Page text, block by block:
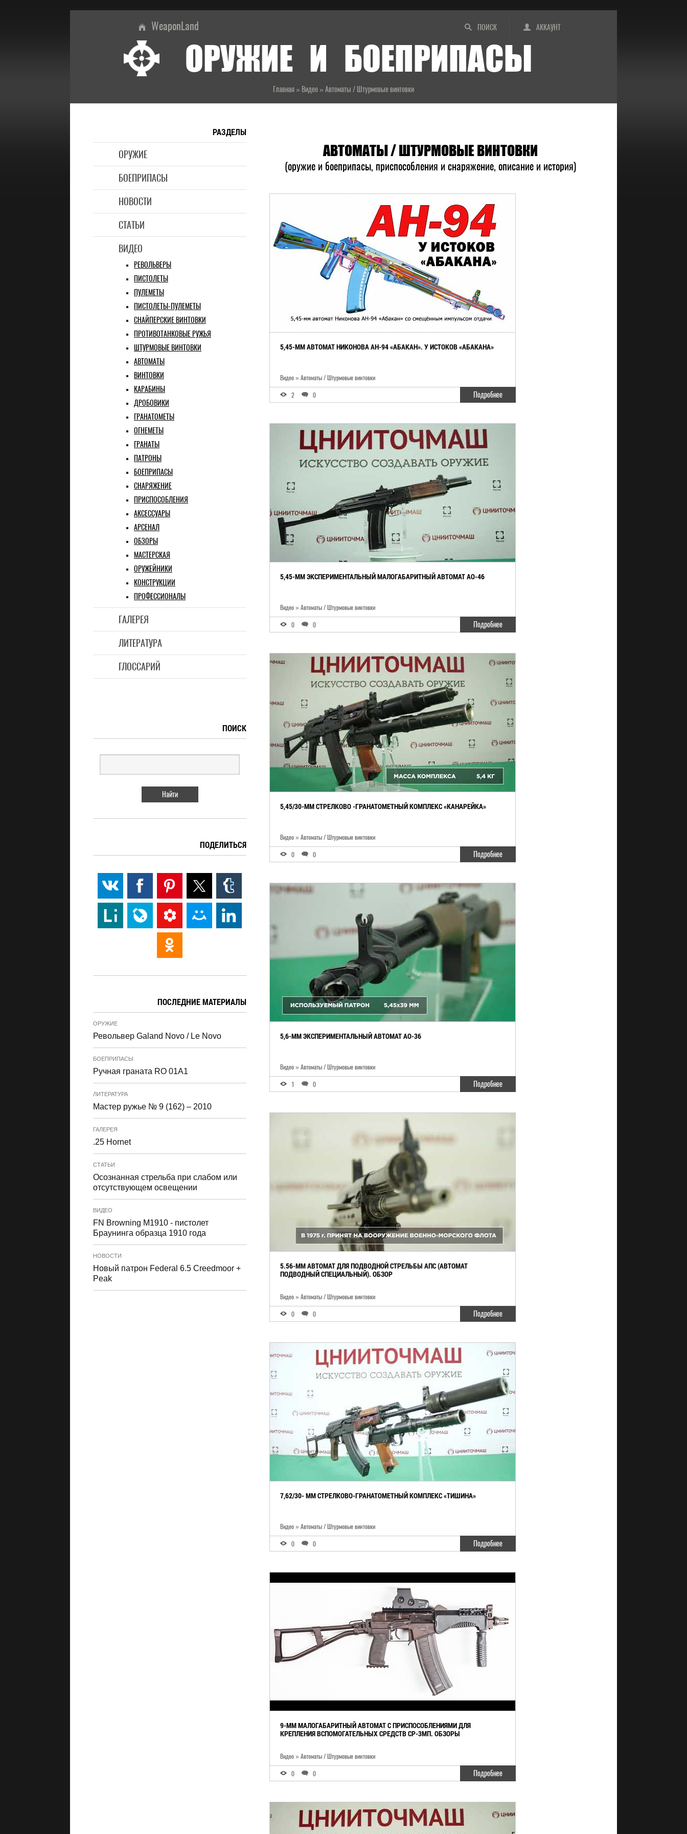
ПОИСК АККАУНТ
WeaponLand
ОРУЖИЕ И БОЕПРИПАСЫ
Главная » Видео » Автоматы / Штурмовые винтовки
РАЗДЕЛЫ
ОРУЖИЕ
БОЕПРИПАСЫ
НОВОСТИ
СТАТЬИ
ВИДЕО
РЕВОЛЬВЕРЫ
ПИСТОЛЕТЫ
ПУЛЕМЕТЫ
ПИСТОЛЕТЫ-ПУЛЕМЕТЫ
СНАЙПЕРСКИЕ ВИНТОВКИ
ПРОТИВОТАНКОВЫЕ РУЖЬЯ
ШТУРМОВЫЕ ВИНТОВКИ
АВТОМАТЫ
ВИНТОВКИ
КАРАБИНЫ
ДРОБОВИКИ
ГРАНАТОМЕТЫ
ОГНЕМЕТЫ
ГРАНАТЫ
ПАТРОНЫ
БОЕПРИПАСЫ
СНАРЯЖЕНИЕ
ПРИСПОСОБЛЕНИЯ
АКСЕССУАРЫ
АРСЕНАЛ
ОБЗОРЫ
МАСТЕРСКАЯ
ОРУЖЕЙНИКИ
КОНСТРУКЦИИ
ПРОФЕССИОНАЛЫ
ГАЛЕРЕЯ
ЛИТЕРАТУРА
ГЛОССАРИЙ
АВТОМАТЫ / ШТУРМОВЫЕ ВИНТОВКИ
(оружие и боеприпасы, приспособления и снаряжение, описание и история)
5,45-ММ АВТОМАТ НИКОНОВА АН-94 «АБАКАН». У ИСТОКОВ «АБАКАНА»
Видео » Автоматы / Штурмовые винтовки
2 0 Подробнее
5,45-ММ ЭКСПЕРИМЕНТАЛЬНЫЙ МАЛОГАБАРИТНЫЙ АВТОМАТ АО-46
Видео » Автоматы / Штурмовые винтовки
0 0 Подробнее
5,45/30-ММ СТРЕЛКОВО -ГРАНАТОМЕТНЫЙ КОМПЛЕКС «КАНАРЕЙКА»
Видео » Автоматы / Штурмовые винтовки
0 0 Подробнее
5,6-ММ ЭКСПЕРИМЕНТАЛЬНЫЙ АВТОМАТ АО-36
Видео » Автоматы / Штурмовые винтовки
1 0 Подробнее
5.56-ММ АВТОМАТ ДЛЯ ПОДВОДНОЙ СТРЕЛЬБЫ АПС (АВТОМАТ
ПОДВОДНЫЙ СПЕЦИАЛЬНЫЙ). ОБЗОР
Видео » Автоматы / Штурмовые винтовки
0 0 Подробнее
7,62/30- ММ СТРЕЛКОВО-ГРАНАТОМЕТНЫЙ КОМПЛЕКС «ТИШИНА»
Видео » Автоматы / Штурмовые винтовки
0 0 Подробнее
9-ММ МАЛОГАБАРИТНЫЙ АВТОМАТ С ПРИСПОСОБЛЕНИЯМИ ДЛЯ
КРЕПЛЕНИЯ ВСПОМОГАТЕЛЬНЫХ СРЕДСТВ СР-3МП. ОБЗОРЫ
Видео » Автоматы / Штурмовые винтовки
0 0 Подробнее
ПОИСК
ПОДЕЛИТЬСЯ
ПОСЛЕДНИЕ МАТЕРИАЛЫ
ОРУЖИЕ
Револьвер Galand Novo / Le Novo
БОЕПРИПАСЫ
Ручная граната RO 01A1
ЛИТЕРАТУРА
Мастер ружье № 9 (162) – 2010
ГАЛЕРЕЯ
.25 Hornet
СТАТЬИ
Осознанная стрельба при слабом или
отсутствующем освещении
ВИДЕО
FN Browning M1910 - пистолет
Браунинга образца 1910 года
НОВОСТИ
Новый патрон Federal 6.5 Creedmoor +
Peak